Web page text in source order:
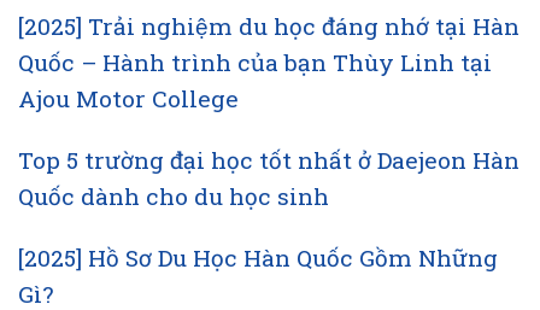
[2025] Trải nghiệm du học đáng nhớ tại Hàn
Quốc – Hành trình của bạn Thùy Linh tại
Ajou Motor College
Top 5 trường đại học tốt nhất ở Daejeon Hàn
Quốc dành cho du học sinh
[2025] Hồ Sơ Du Học Hàn Quốc Gồm Những
Gì?